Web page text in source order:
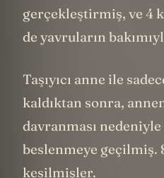
getirilmiş. 4 kişilik bir
gerçekleştirmiş, ve 4
Taşıyıcı anne ile
kaldıktan sonra,
davranması
beslenmeye geçilmiş.